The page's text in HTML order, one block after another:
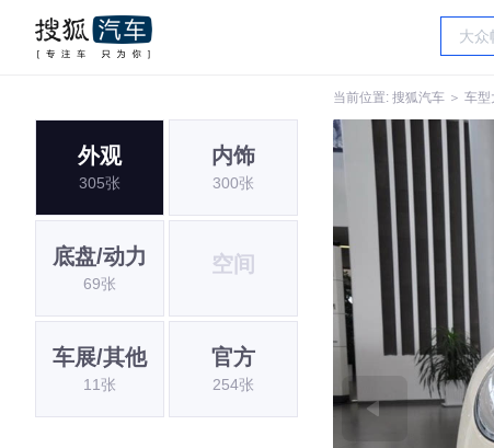
当前位置: 搜狐汽车 ＞ 车型
外观
305张
内饰
300张
底盘/动力
69张
空间
车展/其他
11张
官方
254张